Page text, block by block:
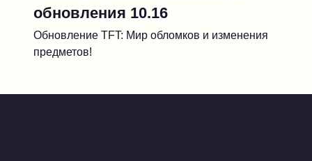
обновления 10.16
Обновление TFT: Мир обломков и изменения
предметов!